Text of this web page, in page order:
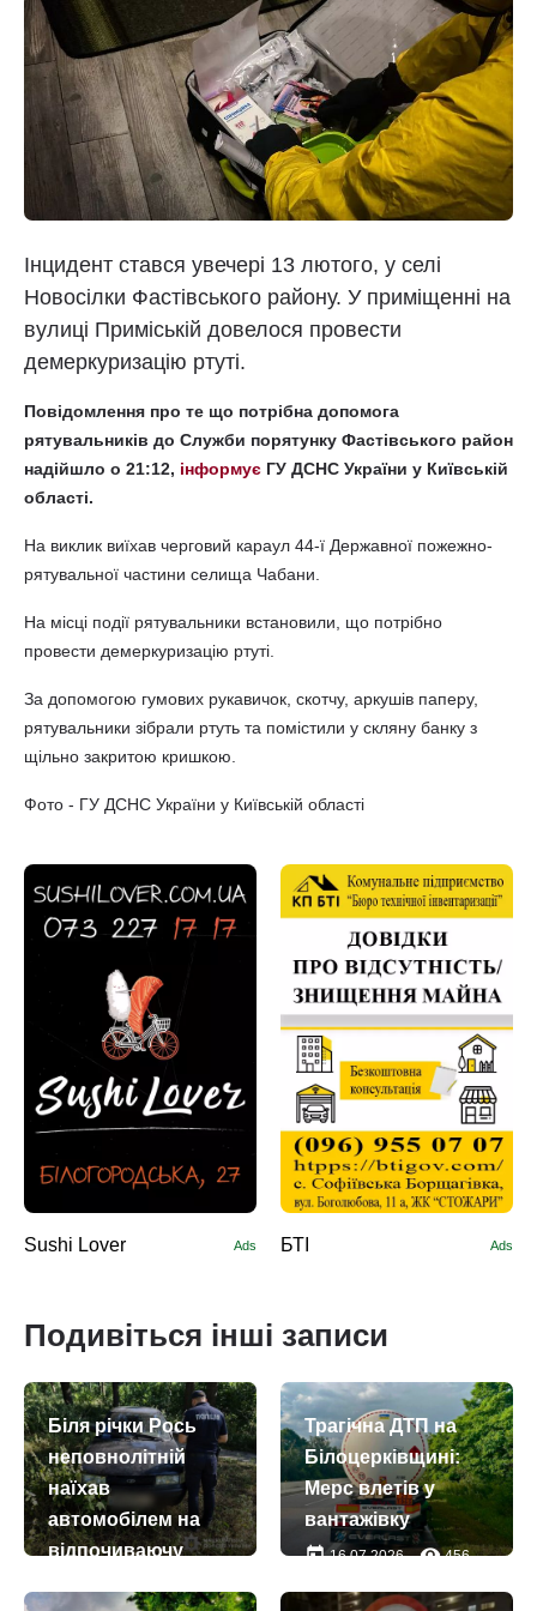
Інцидент стався увечері 13 лютого, у селі
Новосілки Фастівського району. У приміщенні на
вулиці Приміській довелося провести
демеркуризацію ртуті.
Повідомлення про те що потрібна допомога
рятувальників до Служби порятунку Фастівського район
надійшло о 21:12, інформує ГУ ДСНС України у Київській
області.
На виклик виїхав черговий караул 44-ї Державної пожежно-
рятувальної частини селища Чабани.
На місці події рятувальники встановили, що потрібно
провести демеркуризацію ртуті.
За допомогою гумових рукавичок, скотчу, аркушів паперу,
рятувальники зібрали ртуть та помістили у скляну банку з
щільно закритою кришкою.
Фото - ГУ ДСНС України у Київській області
Sushi Lоver Ads БТІ Ads
Подивіться інші записи
Біля річки Рось
неповнолітній
наїхав
автомобілем на
відпочиваючу
Трагічна ДТП на
Білоцерківщині:
Мерс влетів у
вантажівку
today16.07.2026 remove_red_eye456